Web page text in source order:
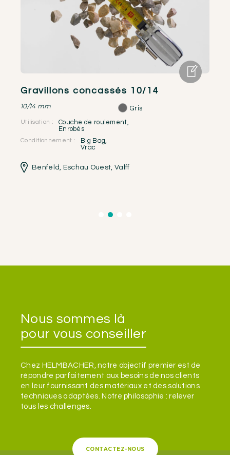
Gravillons concassés 10/14
10/14 mm Gris
Utilisation : Couche de roulement,
Enrobés
Conditionnement : Big Bag,
Vrac
Benfeld, Eschau Ouest, Valff
Nous sommes là
pour vous conseiller
Chez HELMBACHER, notre objectif premier est de
répondre parfaitement aux besoins de nos clients
en leur fournissant des matériaux et des solutions
techniques adaptées. Notre philosophie : relever
tous les challenges.
CONTACTEZ-NOUS